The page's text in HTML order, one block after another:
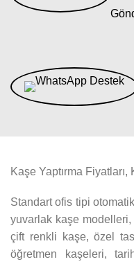
Kaşe Yaptırma
Standart ofis tipi
yuvarlak kaşe
çift renkli kaşe, özel
öğretmen kaşeleri,